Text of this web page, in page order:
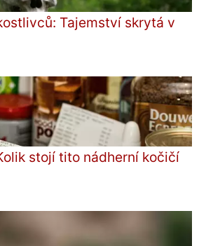
Tajemství skrytá v
stojí tito nádherní kočičí